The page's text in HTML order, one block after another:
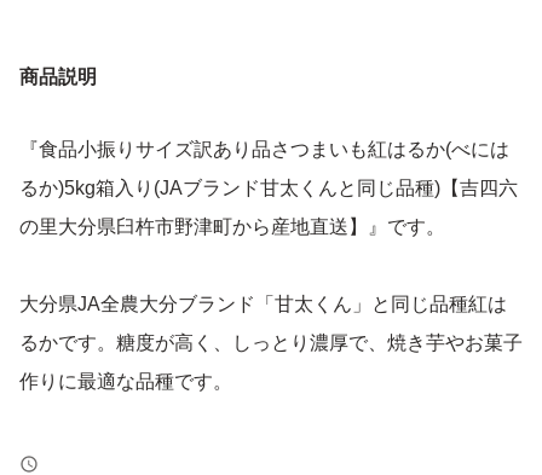
商品説明
『食品小振りサイズ訳あり品さつまいも紅はるか(べには
るか)5kg箱入り(JAブランド甘太くんと同じ品種)【吉四六
の里大分県臼杵市野津町から産地直送】』です。
大分県JA全農大分ブランド「甘太くん」と同じ品種紅は
るかです。糖度が高く、しっとり濃厚で、焼き芋やお菓子
作りに最適な品種です。
収穫した紅はるかを貯蔵庫で40日以上寝かせることで甘